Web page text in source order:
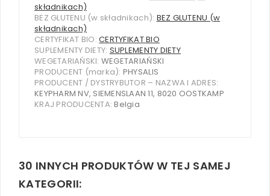
składnikach)
BEZ GLUTENU (w składnikach): BEZ GLUTENU (w
składnikach)
CERTYFIKAT BIO:CERTYFIKAT BIO
SUPLEMENTY DIETY: SUPLEMENTY DIETY
WEGETARIAŃSKI: WEGETARIAŃSKI
PRODUCENT (marka): PHYSALIS
PRODUCENT / DYSTRYBUTOR – NAZWA I ADRES:
KEYPHARM NV, SIEMENSLAAN 11, 8020 OOSTKAMP
KRAJ PRODUCENTA:Belgia
30 INNYCH PRODUKTÓW W TEJ SAMEJ
KATEGORII: